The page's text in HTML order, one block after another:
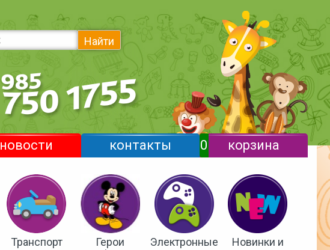
Найти
новости контакты 0 корзина
Транспорт
Герои
Электронные
Новинки и